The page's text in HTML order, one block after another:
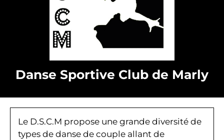
Danse Sportive Club de Marly
Le D.S.C.M propose une grande diversité de
types de danse de couple allant de